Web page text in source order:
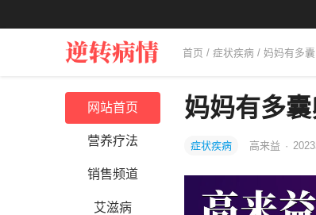
首页 /症状疾病 / 妈妈有多
网站首页
营养疗法
销售频道
艾滋病
妈妈有多
症状疾病 高来益 ·